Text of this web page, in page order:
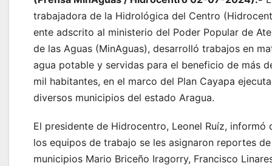
trabajadora de la Hidrológica del Centro
ente adscrito al ministerio del Poder Popular de
de las Aguas (MinAguas), desarrolló trabajos en
agua potable y servidas para el beneficio de más
mil habitantes, en el marco del Plan Cayapa
diversos municipios del estado Aragua.
El presidente de Hidrocentro, Leonel Ruíz, informó
los equipos de trabajo se les asignaron reportes
municipios Mario Briceño Iragorry, Francisco